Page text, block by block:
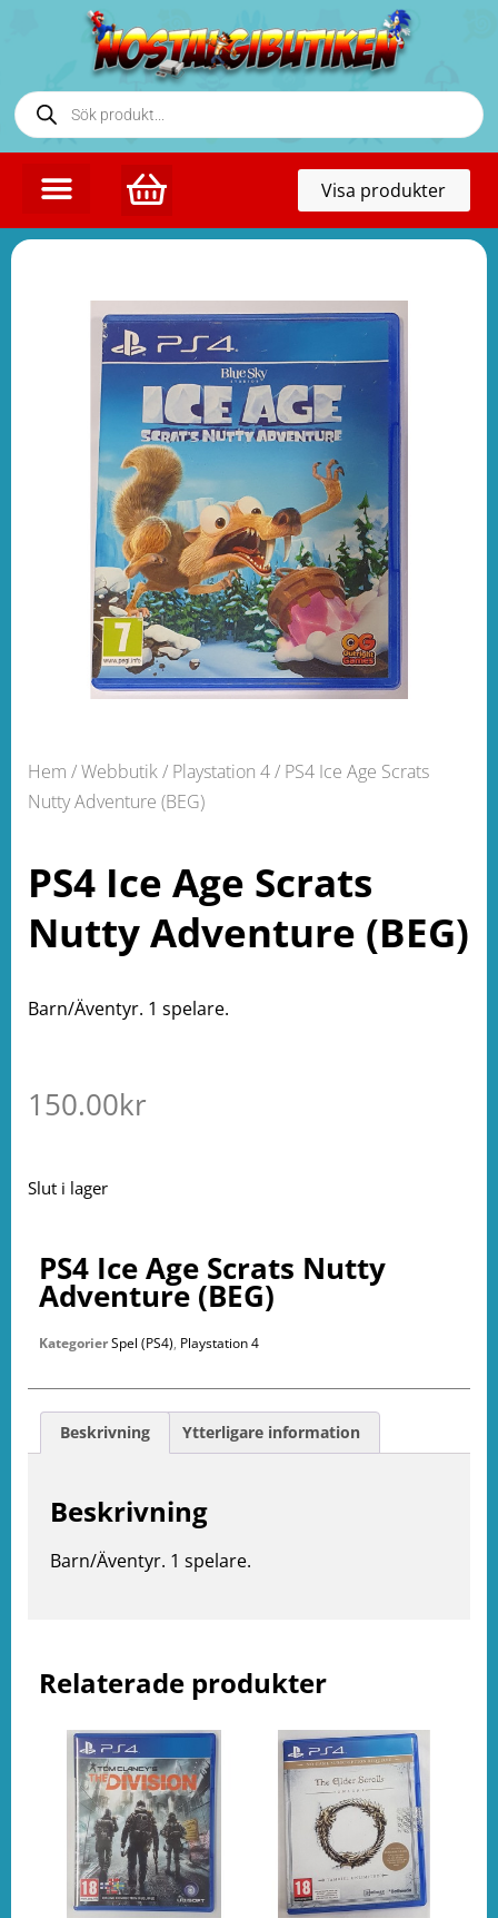
Visa produkter
Hem /Webbutik/ Playstation 4/ PS4 Ice Age Scrats
Nutty Adventure (BEG)
PS4 Ice Age Scrats
Nutty Adventure (BEG)
Barn/Äventyr. 1 spelare.
150.00kr
Slut i lager
Relaterade produkter
PS4 Ice Age Scrats Nutty
Adventure (BEG)
KategorierSpel (PS4), Playstation 4
Beskrivning Ytterligare information
Beskrivning
Barn/Äventyr. 1 spelare.